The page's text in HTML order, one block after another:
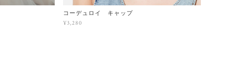
コーデュロイ キャップ
¥3,280